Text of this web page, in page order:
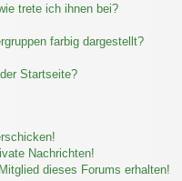
trete ich ihnen bei?
farbig dargestellt?
Startseite?
Nachrichten!
dieses Forums erhalten!